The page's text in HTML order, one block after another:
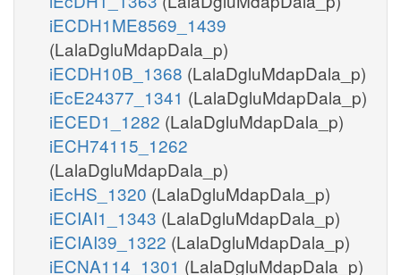
iECDH1ME8569_1439
(LalaDgluMdapDala_p)
iECDH10B_1368 (LalaDgluMdapDala_p)
iEcE24377_1341 (LalaDgluMdapDala_p)
iECED1_1282 (LalaDgluMdapDala_p)
iECH74115_1262
(LalaDgluMdapDala_p)
iEcHS_1320 (LalaDgluMdapDala_p)
iECIAI1_1343 (LalaDgluMdapDala_p)
iECIAI39_1322 (LalaDgluMdapDala_p)
iECNA114_1301 (LalaDgluMdapDala_p)